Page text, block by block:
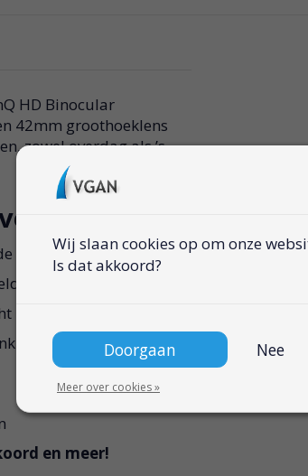
HD Binocular
42mm groothoeklens
zowel overdag als ’s
helderheid
zicht
een waterdicht
en meer!
Wij slaan cookies op om onze
Is dat akkoord?
Doorgaan Nee
Meer over cookies »